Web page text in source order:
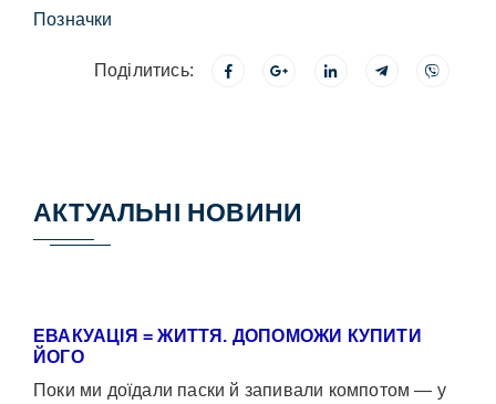
Позначки
Поділитись:
АКТУАЛЬНІ НОВИНИ
ЕВАКУАЦІЯ = ЖИТТЯ. ДОПОМОЖИ КУПИТИ
ЙОГО
Поки ми доїдали паски й запивали компотом — у